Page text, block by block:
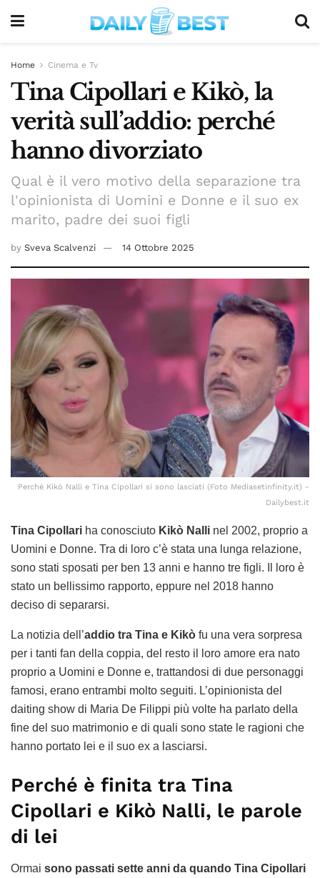
Home Cinema e Tv
Tina Cipollari e Kikò, la
verità sull’addio: perché
hanno divorziato
Qual è il vero motivo della separazione tra
l'opinionista di Uomini e Donne e il suo ex
marito, padre dei suoi figli
by Sveva Scalvenzi 14 Ottobre 2025
Perché Kikò Nalli e Tina Cipollari si sono lasciati (Foto Mediasetinfinity.it) -
Dailybest.it
Tina Cipollari ha conosciuto Kikò Nalli nel 2002, proprio a
Uomini e Donne. Tra di loro c’è stata una lunga relazione,
sono stati sposati per ben 13 anni e hanno tre figli. Il loro è
stato un bellissimo rapporto, eppure nel 2018 hanno
deciso di separarsi.
La notizia dell’addio tra Tina e Kikò fu una vera sorpresa
per i tanti fan della coppia, del resto il loro amore era nato
proprio a Uomini e Donne e, trattandosi di due personaggi
famosi, erano entrambi molto seguiti. L’opinionista del
daiting show di Maria De Filippi più volte ha parlato della
fine del suo matrimonio e di quali sono state le ragioni che
hanno portato lei e il suo ex a lasciarsi.
Perché è finita tra Tina
Cipollari e Kikò Nalli, le parole
di lei
Ormai sono passati sette anni da quando Tina Cipollari